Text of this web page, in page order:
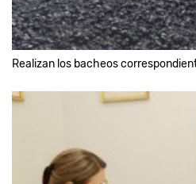
Realizan los bacheos